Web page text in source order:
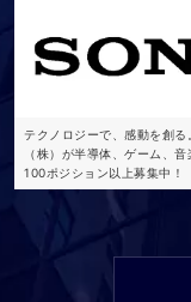
テクノロジーで、感動を創る
（株）が半導体、ゲーム、
100ポジション以上募集中！